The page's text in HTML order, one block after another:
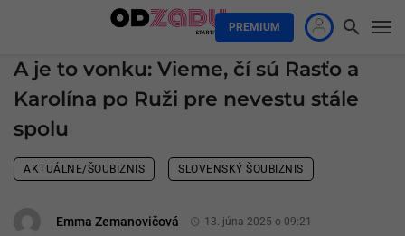
PREMIUM
A je to vonku: Vieme, čí sú Rasťo a
Karolína po Ruži pre nevestu stále
spolu
AKTUÁLNE/ŠOUBIZNIS SLOVENSKÝ ŠOUBIZNIS
Emma Zemanovičová 13. júna 2025 o 09:21